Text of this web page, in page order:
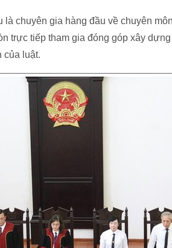
chuyên gia hàng đầu về chuyên
trực tiếp tham gia đóng góp xây
của luật.